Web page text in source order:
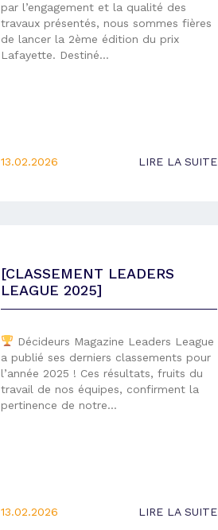
par l’engagement et la qualité des
travaux présentés, nous sommes fières
de lancer la 2ème édition du prix
Lafayette. Destiné…
13.02.2026 LIRE LA SUITE
[CLASSEMENT LEADERS
LEAGUE 2025]
Décideurs Magazine Leaders League
a publié ses derniers classements pour
l’année 2025 ! Ces résultats, fruits du
travail de nos équipes, confirment la
pertinence de notre…
13.02.2026 LIRE LA SUITE